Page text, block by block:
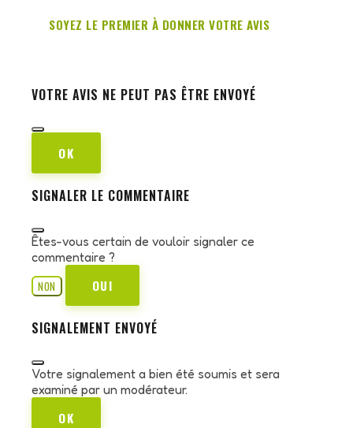
SOYEZ LE PREMIER À DONNER VOTRE AVIS
VOTRE AVIS NE PEUT PAS ÊTRE ENVOYÉ
OK
SIGNALER LE COMMENTAIRE
Êtes-vous certain de vouloir signaler ce
commentaire ?
NON
OUI
SIGNALEMENT ENVOYÉ
Votre signalement a bien été soumis et sera
examiné par un modérateur.
OK